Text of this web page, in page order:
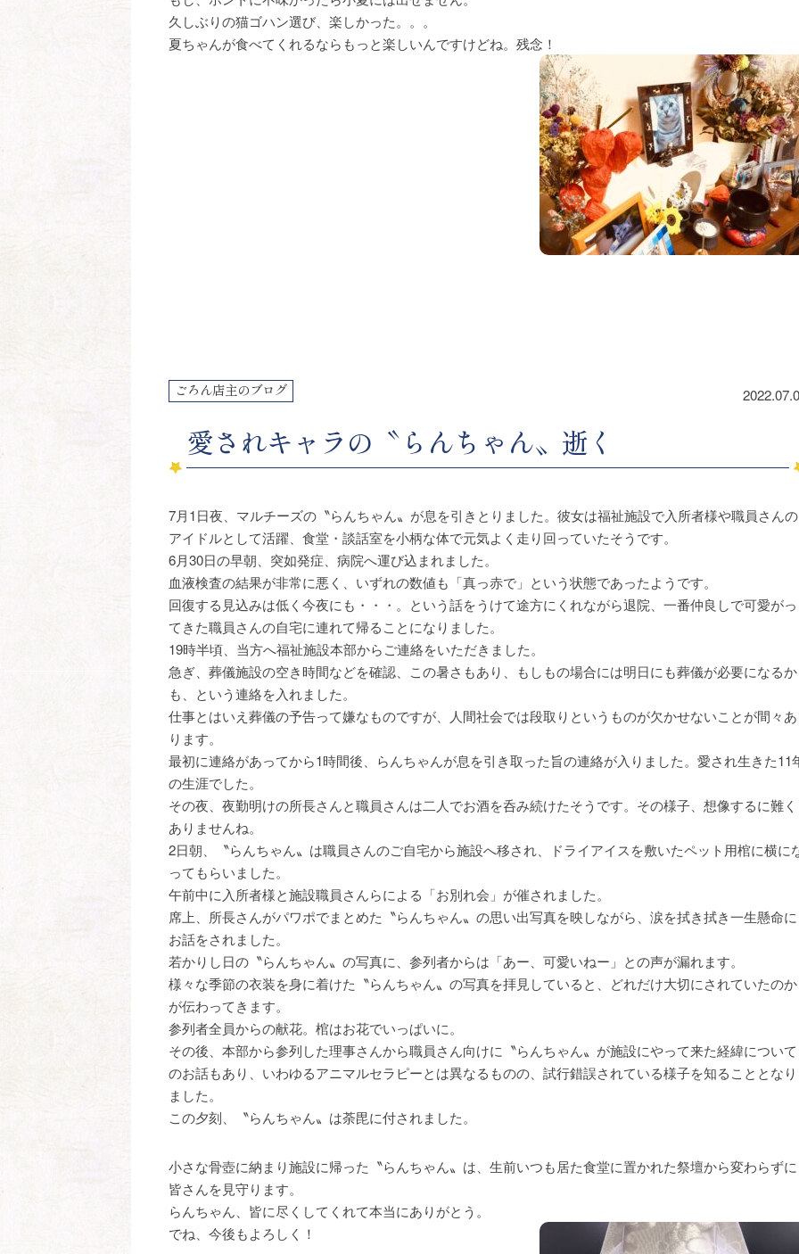
久しぶりの猫ゴハン選び、楽しかった。。。
夏ちゃんが食べてくれるならもっと楽しいんですけどね。残念！
ごろん店主のブログ
愛されキャラの〝らんちゃん〟逝く
7月1日夜、マルチーズの〝らんちゃん〟が息を引きとりました。彼女は福祉施設で入所者様や職員さんの
アイドルとして活躍、食堂・談話室を小柄な体で元気よく走り回っていたそうです。
6月30日の早朝、突如発症、病院へ運び込まれました。
血液検査の結果が非常に悪く、いずれの数値も「真っ赤で」という状態であったようです。
回復する見込みは低く今夜にも・・・。という話をうけて途方にくれながら退院、一番仲良しで可愛がっ
てきた職員さんの自宅に連れて帰ることになりました。
19時半頃、当方へ福祉施設本部からご連絡をいただきました。
急ぎ、葬儀施設の空き時間などを確認、この暑さもあり、もしもの場合には明日にも葬儀が必要になるか
も、という連絡を入れました。
仕事とはいえ葬儀の予告って嫌なものですが、人間社会では段取りというものが欠かせないことが間々あ
ります。
最初に連絡があってから1時間後、らんちゃんが息を引き取った旨の連絡が入りました。愛され生きた11
の生涯でした。
その夜、夜勤明けの所長さんと職員さんは二人でお酒を呑み続けたそうです。その様子、想像するに難く
ありませんね。
2日朝、〝らんちゃん〟は職員さんのご自宅から施設へ移され、ドライアイスを敷いたペット用棺に横に
ってもらいました。
午前中に入所者様と施設職員さんらによる「お別れ会」が催されました。
席上、所長さんがパワポでまとめた〝らんちゃん〟の思い出写真を映しながら、涙を拭き拭き一生懸命に
お話をされました。
若かりし日の〝らんちゃん〟の写真に、参列者からは「あー、可愛いねー」との声が漏れます。
様々な季節の衣装を身に着けた〝らんちゃん〟の写真を拝見していると、どれだけ大切にされていたのか
が伝わってきます。
参列者全員からの献花。棺はお花でいっぱいに。
その後、本部から参列した理事さんから職員さん向けに〝らんちゃん〟が施設にやって来た経緯について
のお話もあり、いわゆるアニマルセラピーとは異なるものの、試行錯誤されている様子を知ることとなり
ました。
この夕刻、〝らんちゃん〟は荼毘に付されました。
小さな骨壺に納まり施設に帰った〝らんちゃん〟は、生前いつも居た食堂に置かれた祭壇から変わらずに
皆さんを見守ります。
らんちゃん、皆に尽くしてくれて本当にありがとう。
でね、今後もよろしく！